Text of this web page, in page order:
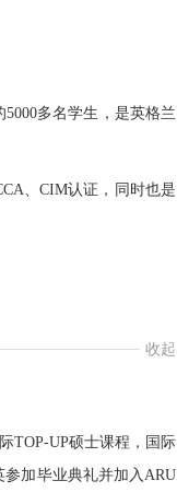
多名学生，是英格兰
、CIM认证，同时也是
收起
TOP-UP硕士课程，国际
加毕业典礼并加入ARU